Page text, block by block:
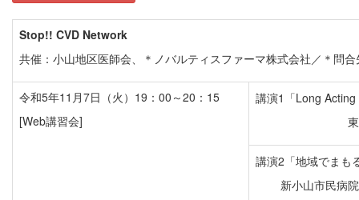
Stop!! CVD Network
共催：小山地区医師会、＊ノバルティスファーマ株式会社／＊問
令和5年11月7日（火）19：00～20：15
[Web講習会]
講演1「Long
講演2「地域でまも
新小山市民病